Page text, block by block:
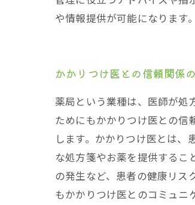
や情報提供が可能になります
かかりつけ医との信頼関係
薬局という業種は、医師が処
ためにもかかりつけ医との信
します。かかりつけ医とは
な処方箋やお薬を提供するこ
の発生など、患者の健康リス
もかかりつけ医とのコミュニ